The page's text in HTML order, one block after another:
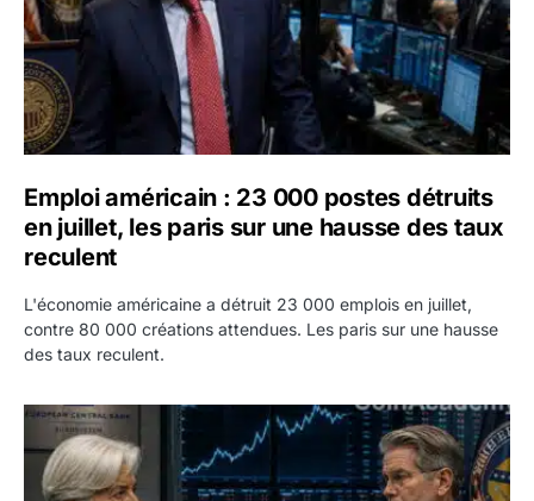
Emploi américain : 23 000 postes détruits
en juillet, les paris sur une hausse des taux
reculent
L'économie américaine a détruit 23 000 emplois en juillet,
contre 80 000 créations attendues. Les paris sur une hausse
des taux reculent.
Yen : Washington a vendu des euros sans prévenir la